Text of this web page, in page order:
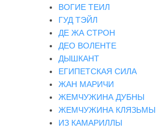
ВОГИЕ ТЕИЛ
ГУД ТЭЙЛ
ДЕ ЖА СТРОН
ДЕО ВОЛЕНТЕ
ДЫШКАНТ
ЕГИПЕТСКАЯ СИЛА
ЖАН МАРИЧИ
ЖЕМЧУЖИНА ДУБНЫ
ЖЕМЧУЖИНА КЛЯЗЬМЫ
ИЗ КАМАРИЛЛЫ